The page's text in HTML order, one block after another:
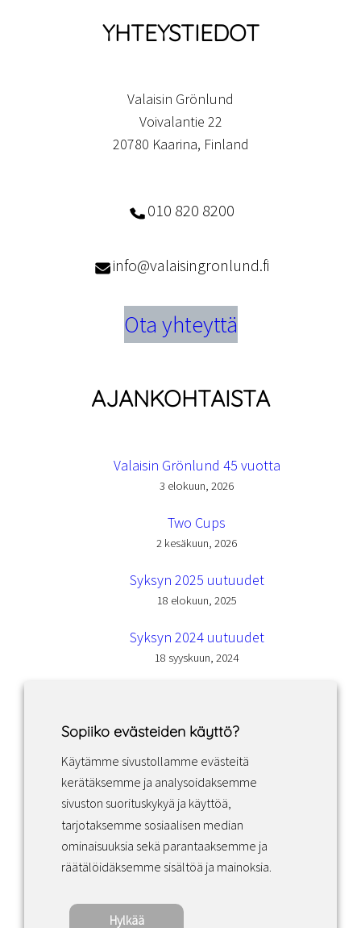
YHTEYSTIEDOT
Valaisin Grönlund
Voivalantie 22
20780 Kaarina, Finland
010 820 8200
info@valaisingronlund.fi
Ota yhteyttä
AJANKOHTAISTA
Valaisin Grönlund 45 vuotta
3 elokuun, 2026
Two Cups
2 kesäkuun, 2026
Syksyn 2025 uutuudet
18 elokuun, 2025
Syksyn 2024 uutuudet
18 syyskuun, 2024
Facebook Instagram LinkedIn
Sopimusehdot
Sopiiko evästeiden käyttö?
Käytämme sivustollamme evästeitä
kerätäksemme ja analysoidaksemme
sivuston suorituskykyä ja käyttöä,
tarjotaksemme sosiaalisen median
ominaisuuksia sekä parantaaksemme ja
räätälöidäksemme sisältöä ja mainoksia.
Hylkää